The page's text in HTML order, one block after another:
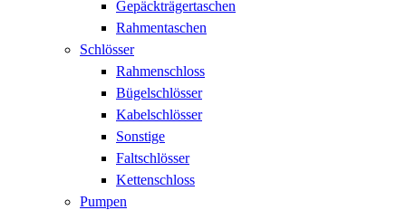
Gepäckträgertaschen
Rahmentaschen
Schlösser
Rahmenschloss
Bügelschlösser
Kabelschlösser
Sonstige
Faltschlösser
Kettenschloss
Pumpen